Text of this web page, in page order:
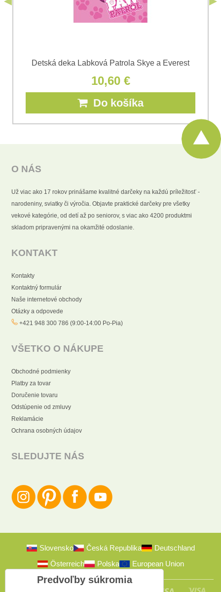
Detská deka Labková Patrola Skye a Everest
10,60 €
Do košíka
O NÁS
Už viac ako 17 rokov prinášame kvalitné darčeky na každú príležitosť -
narodeniny, sviatky či výročia. Objavte praktické darčeky pre všetky
vekové kategórie, od detí až po seniorov, s viac ako 4200 produktmi
skladom pripravenými na okamžité odoslanie.
KONTAKT
Kontakty
Kontaktný formulár
Naše internetové obchody
Otázky a odpovede
+421 948 300 786 (9:00-14:00 Po-Pia)
VŠETKO O NÁKUPE
Obchodné podmienky
Platby za tovar
Doručenie tovaru
Odstúpenie od zmluvy
Reklamácie
Ochrana osobných údajov
SLEDUJTE NÁS
Slovensko Česká Republika
Deutschland
Österreich
Polska European Union
Predvoľby súkromia